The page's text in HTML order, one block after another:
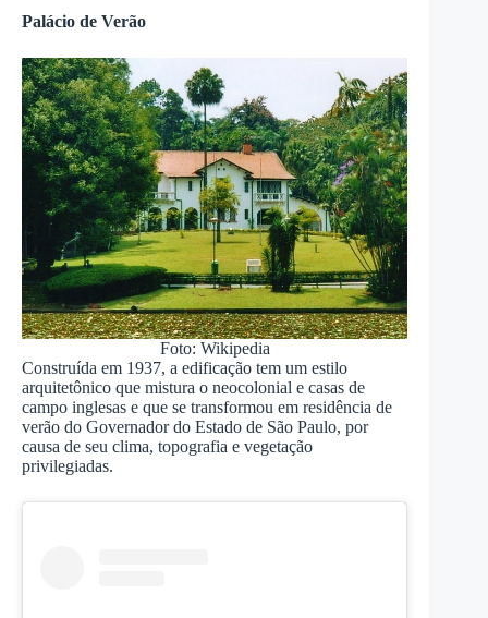
Palácio de Verão
Foto: Wikipedia
Construída em 1937, a edificação tem um estilo
arquitetônico que mistura o neocolonial e casas de
campo inglesas e que se transformou em residência de
verão do Governador do Estado de São Paulo, por
causa de seu clima, topografia e vegetação
privilegiadas.